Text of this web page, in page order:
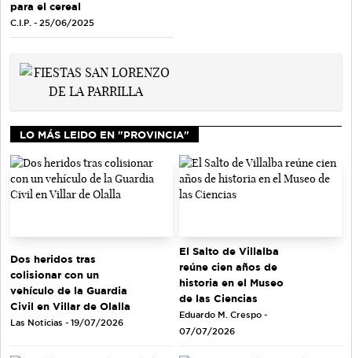
para el cereal
C.I.P. - 25/06/2025
LO MÁS LEIDO EN "PROVINCIA"
Dos heridos tras
colisionar con un
vehículo de la Guardia
Civil en Villar de Olalla
Las Noticias - 19/07/2026
El Salto de Villalba
reúne cien años de
historia en el Museo
de las Ciencias
Eduardo M. Crespo -
07/07/2026